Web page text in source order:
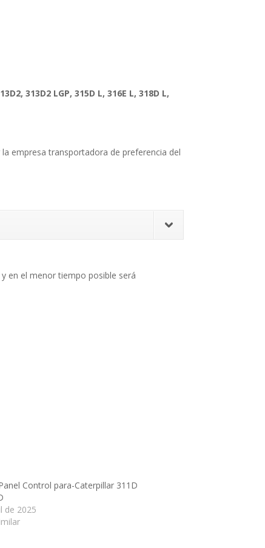
313D2 LGP, 315D L, 316E L, 318D L,
empresa transportadora de preferencia del
en el menor tiempo posible será
Control para-Caterpillar 311D
de 2025